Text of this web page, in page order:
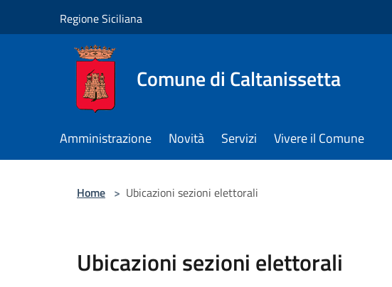
Regione Siciliana
Comune di Caltanissetta
Amministrazione Novità Servizi Vivere il Comune
Home > Ubicazioni sezioni elettorali
Ubicazioni sezioni elettorali